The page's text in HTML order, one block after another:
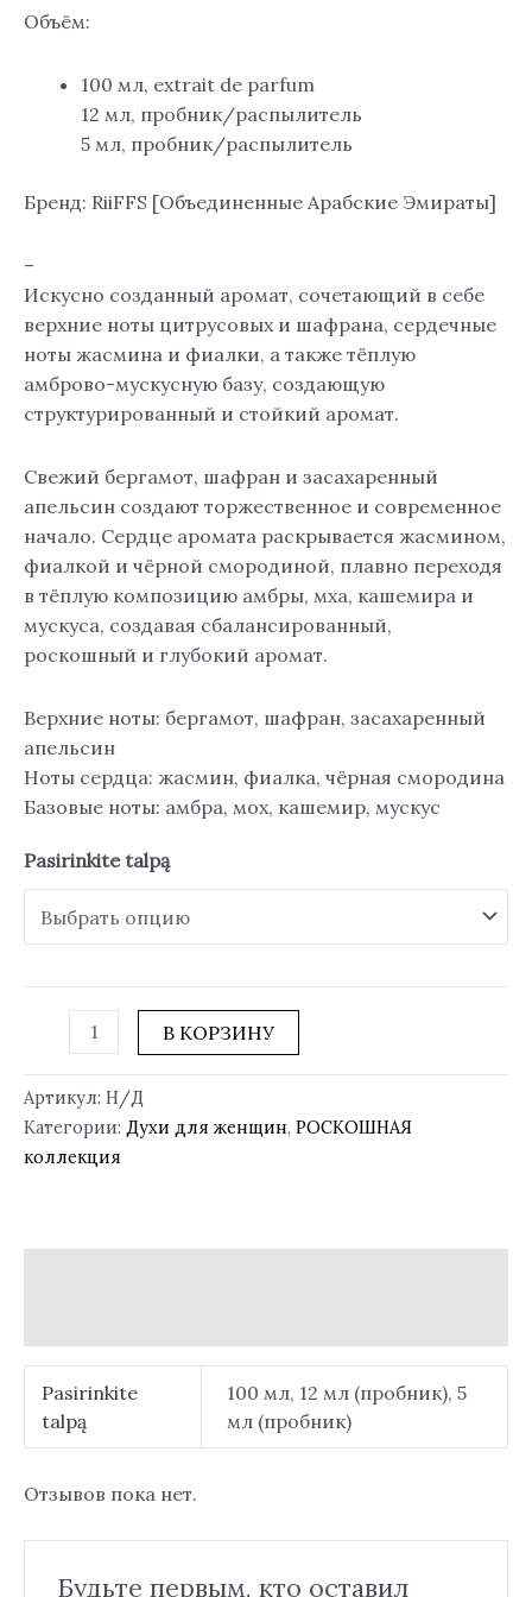
Объём:
100 мл, extrait de parfum
12 мл, пробник/распылитель
5 мл, пробник/распылитель
Бренд: RiiFFS [Объединенные Арабские Эмираты]
–
Искусно созданный аромат, сочетающий в себе
верхние ноты цитрусовых и шафрана, сердечные
ноты жасмина и фиалки, а также тёплую
амброво-мускусную базу, создающую
структурированный и стойкий аромат.
Свежий бергамот, шафран и засахаренный
апельсин создают торжественное и современное
начало. Сердце аромата раскрывается жасмином,
фиалкой и чёрной смородиной, плавно переходя
в тёплую композицию амбры, мха, кашемира и
мускуса, создавая сбалансированный,
роскошный и глубокий аромат.
Верхние ноты: бергамот, шафран, засахаренный
апельсин
Ноты сердца: жасмин, фиалка, чёрная смородина
Базовые ноты: амбра, мох, кашемир, мускус
Pasirinkite talpą
В КОРЗИНУ
Артикул: Н/Д
Категории: Духи для женщин, РОСКОШНАЯ
коллекция
Pasirinkite
talpą
100 мл, 12 мл (пробник), 5
мл (пробник)
Отзывов пока нет.
Будьте первым, кто оставил